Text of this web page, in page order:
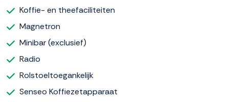
Koffie- en theefaciliteiten
Magnetron
Minibar (exclusief)
Radio
Rolstoeltoegankelijk
Senseo Koffiezetapparaat